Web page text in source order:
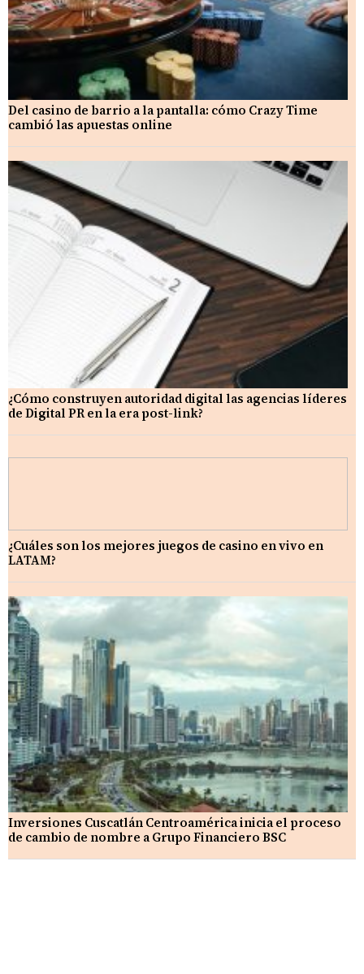
Del casino de barrio a la pantalla: cómo Crazy Time
cambió las apuestas online
¿Cómo construyen autoridad digital las agencias líderes
de Digital PR en la era post-link?
¿Cuáles son los mejores juegos de casino en vivo en
LATAM?
Inversiones Cuscatlán Centroamérica inicia el proceso
de cambio de nombre a Grupo Financiero BSC